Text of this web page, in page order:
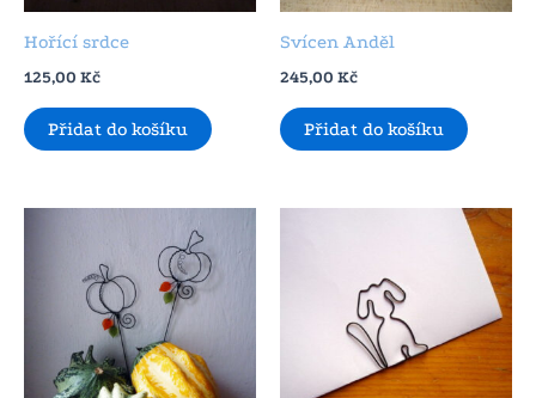
Hořící srdce
125,00 Kč
Přidat do košíku
Svícen Anděl
245,00 Kč
Přidat do košíku